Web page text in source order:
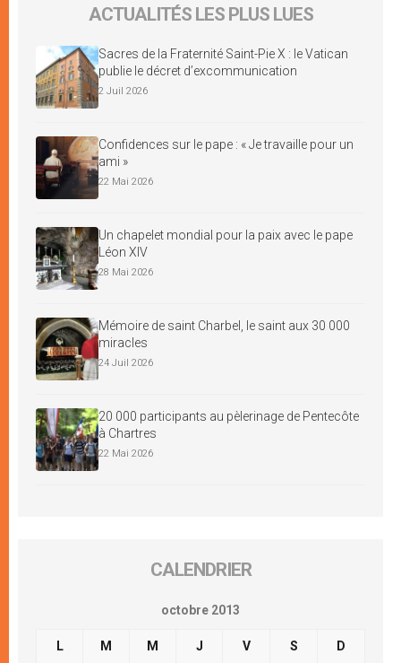
ACTUALITÉS LES PLUS LUES
Sacres de la Fraternité Saint-Pie X : le Vatican
publie le décret d’excommunication
2 Juil 2026
Confidences sur le pape : « Je travaille pour un
ami »
22 Mai 2026
Un chapelet mondial pour la paix avec le pape
Léon XIV
28 Mai 2026
Mémoire de saint Charbel, le saint aux 30 000
miracles
24 Juil 2026
20 000 participants au pèlerinage de Pentecôte
à Chartres
22 Mai 2026
CALENDRIER
octobre 2013
L M M J V S D